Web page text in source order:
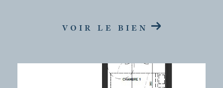
VOIR LE BIEN